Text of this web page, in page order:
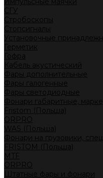
СГУ
Стробоскопы
Стопсигналы
Установочные
Герметик
Гофра
Кабель акустический
Фары дополнительные
Фары галогенные
Фары светодиодные
Фонари габаритные,
Fristom (Польша)
ORPRO
WAS (Польша)
Фонари на грузовики,
FRISTOM (Польша)
MTF
ORPRO
Штатные фары и фонари